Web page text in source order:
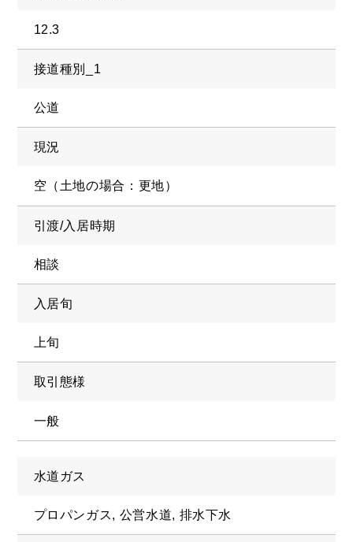
12.3
接道種別_1
公道
現況
空（土地の場合：更地）
引渡/入居時期
相談
入居旬
上旬
取引態様
一般
水道ガス
プロパンガス, 公営水道, 排水下水